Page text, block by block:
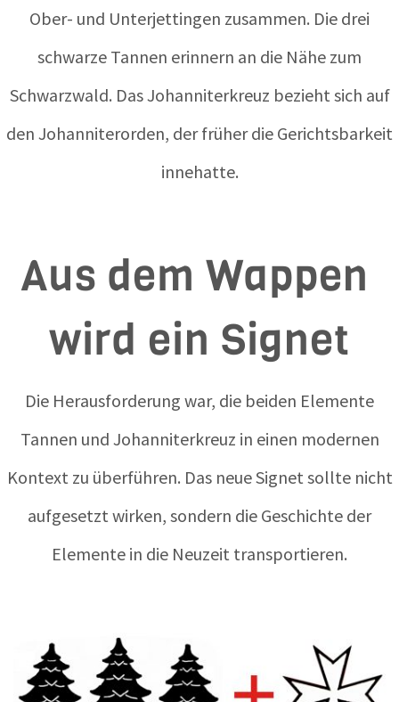
Ober- und Unterjettingen zusammen. Die drei
schwarze Tannen erinnern an die Nähe zum
Schwarzwald. Das Johanniterkreuz bezieht sich auf
den Johanniterorden, der früher die Gerichtsbarkeit
innehatte.
Aus dem Wappen
wird ein Signet
Die Herausforderung war, die beiden Elemente
Tannen und Johanniterkreuz in einen modernen
Kontext zu überführen. Das neue Signet sollte nicht
aufgesetzt wirken, sondern die Geschichte der
Elemente in die Neuzeit transportieren.